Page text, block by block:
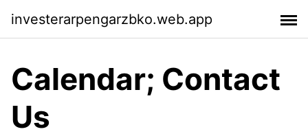
investerarpengarzbko.web.app
Calendar; Contact
Us